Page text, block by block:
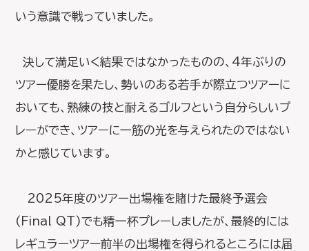
いう意識で戦っていました。
決して満足いく結果ではなかったものの、4年ぶりの
ツアー優勝を果たし、勢いのある若手が際立つツアーに
おいても、熟練の技と耐えるゴルフという自分らしいプ
レーができ、ツアーに一筋の光を与えられたのではない
かと感じています。
2025年度のツアー出場権を賭けた最終予選会
(Final QT)でも精一杯プレーしましたが、最終的には
レギュラーツアー前半の出場権を得られるところには届